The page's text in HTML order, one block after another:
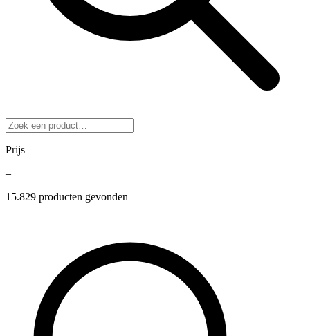
Prijs
–
15.829 producten gevonden